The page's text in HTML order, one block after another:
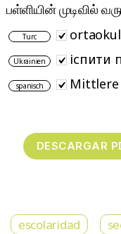
பள்ளியின் முடிவில்
Turc ortaokul
Ukrainien іспити
spanisch Mittlere
escolaridad